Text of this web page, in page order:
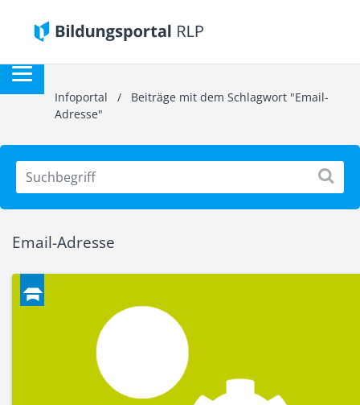
Infoportal / Beiträge mit dem Schlagwort "Email-
Adresse"
Email-Adresse